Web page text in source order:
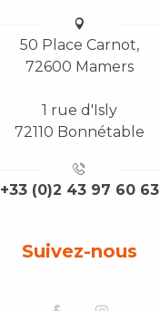
50 Place Carnot,
72600 Mamers
1 rue d'Isly
72110 Bonnétable
+33 (0)2 43 97 60 63
Suivez-nous